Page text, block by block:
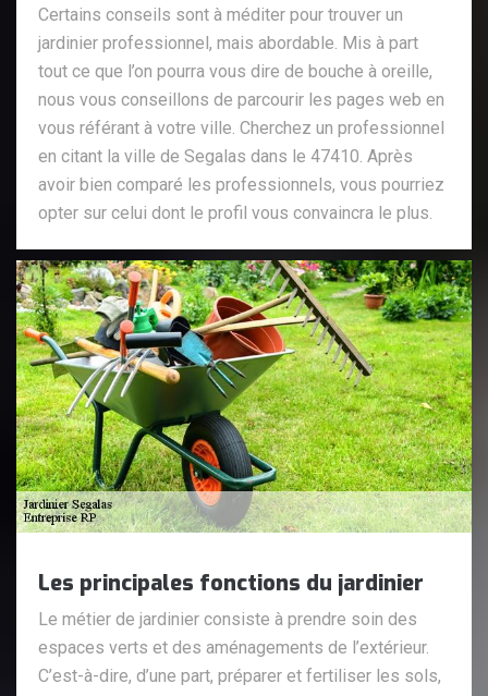
Certains conseils sont à méditer pour trouver un
jardinier professionnel, mais abordable. Mis à part
tout ce que l’on pourra vous dire de bouche à oreille,
nous vous conseillons de parcourir les pages web en
vous référant à votre ville. Cherchez un professionnel
en citant la ville de Segalas dans le 47410. Après
avoir bien comparé les professionnels, vous pourriez
opter sur celui dont le profil vous convaincra le plus.
Les principales fonctions du jardinier
Le métier de jardinier consiste à prendre soin des
espaces verts et des aménagements de l’extérieur.
C’est-à-dire, d’une part, préparer et fertiliser les sols,